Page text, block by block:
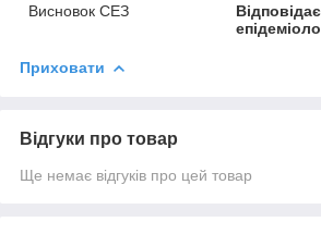
Висновок СЕЗ
Приховати
Відгуки про товар
Ще немає відгуків про цей товар